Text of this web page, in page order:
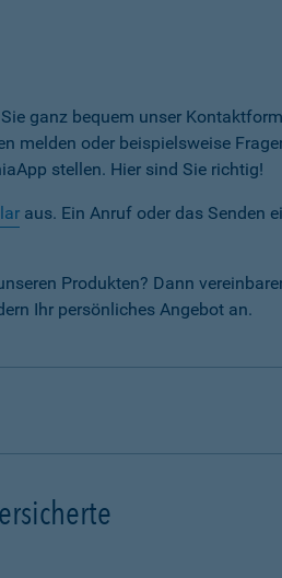
ganz bequem unser
melden oder beispielsweise
stellen. Hier sind Sie richtig!
aus. Ein Anruf oder das Senden
Produkten? Dann
Ihr persönliches Angebot an.